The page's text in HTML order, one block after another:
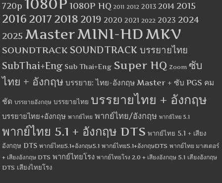
720p 1080P 1080P HQ 2011 2012 2013 2014 2015
2016 2017 2018 2019 2020 2021 2022 2023 2024
2025 MasterMINI-HDMKV
SOUNDTRACK SOUNDTRACK บรรยายไทย
SubThai+Eng Sub Thai+Eng Super HQ Zoom ซับ
ไทย + อังกฤษ บรรยาย: ไทย-อังกฤษ Master + ซับ PGS คม
ชัด บรรยายอังกฤษ บรรยายไทย บรรยายไทย + อังกฤษ
บรรยายไทย+อังกฤษ พากย์ไทย พากย์ไทย/อังกฤษ พากย์ไทย 5.1
พากย์ไทย 5.1 + อังกฤษ DTS พากย์ไทย 5.1 + เสียง
อังกฤษ DTS พากย์ไทย5.1+อังกฤษ5.1 พากย์ไทย5.1+อังกฤษDTS พากย์ไทย มาสเตอร์
+ เสียงอังกฤษ DTS พากย์ไทยโรง พากย์ไทยโรง 2.0 + เสียงอังกฤษ 5.1 เสียงอังกฤษ
DTS เสียงไทยโรง